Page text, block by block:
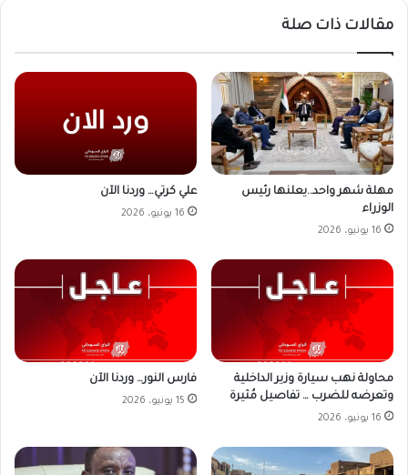
مقالات ذات صلة
مهلة شهر واحد..يعلنها رئيس
الوزراء
16 يونيو، 2026
علي كرتي… وردنا الآن
16 يونيو، 2026
محاولة نهب سيارة وزير الداخلية
وتعرضه للضرب … تفاصيل مُثيرة
16 يونيو، 2026
فارس النور… وردنا الآن
15 يونيو، 2026